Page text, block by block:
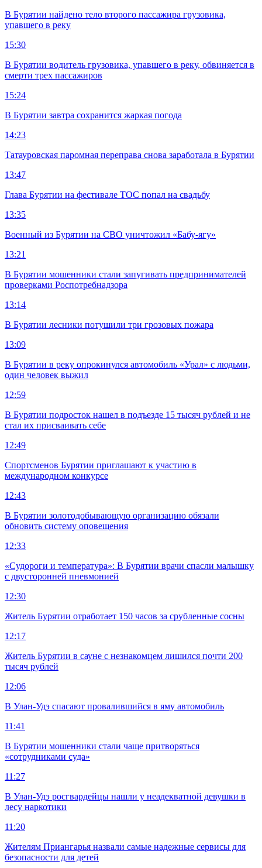
В Бурятии найдено тело второго пассажира грузовика,
упавшего в реку
15:30
В Бурятии водитель грузовика, упавшего в реку, обвиняется в
смерти трех пассажиров
15:24
В Бурятии завтра сохранится жаркая погода
14:23
Татауровская паромная переправа снова заработала в Бурятии
13:47
Глава Бурятии на фестивале ТОС попал на свадьбу
13:35
Военный из Бурятии на СВО уничтожил «Бабу-ягу»
13:21
В Бурятии мошенники стали запугивать предпринимателей
проверками Роспотребнадзора
13:14
В Бурятии лесники потушили три грозовых пожара
13:09
В Бурятии в реку опрокинулся автомобиль «Урал» с людьми,
один человек выжил
12:59
В Бурятии подросток нашел в подъезде 15 тысяч рублей и не
стал их присваивать себе
12:49
Спортсменов Бурятии приглашают к участию в
международном конкурсе
12:43
В Бурятии золотодобывающую организацию обязали
обновить систему оповещения
12:33
«Судороги и температура»: В Бурятии врачи спасли малышку
с двусторонней пневмонией
12:30
Житель Бурятии отработает 150 часов за срубленные сосны
12:17
Житель Бурятии в сауне с незнакомцем лишился почти 200
тысяч рублей
12:06
В Улан-Удэ спасают провалившийся в яму автомобиль
11:41
В Бурятии мошенники стали чаще притворяться
«сотрудниками суда»
11:27
В Улан-Удэ росгвардейцы нашли у неадекватной девушки в
лесу наркотики
11:20
Жителям Приангарья назвали самые надежные сервисы для
безопасности для детей